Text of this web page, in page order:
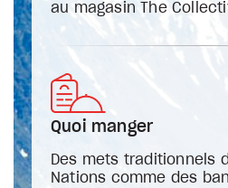
au magasin The
Quoi manger
Des mets traditionnels
Nations comme des